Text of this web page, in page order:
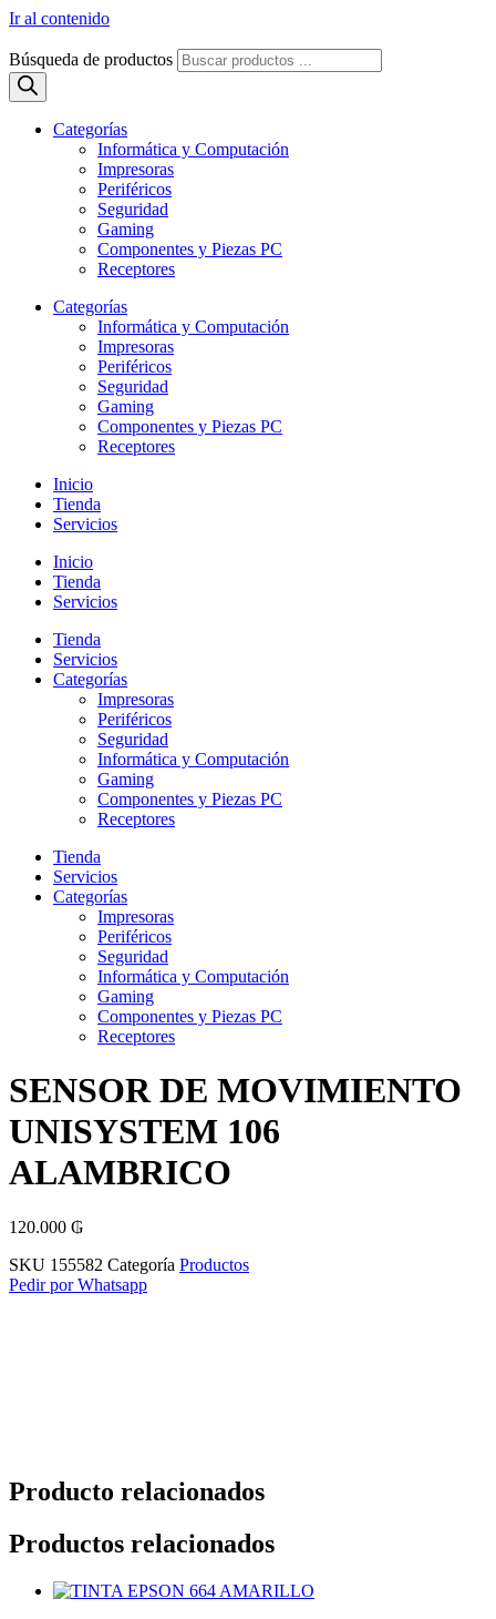
Ir al contenido
Búsqueda de productos
Categorías
Informática y Computación
Impresoras
Periféricos
Seguridad
Gaming
Componentes y Piezas PC
Receptores
Categorías
Informática y Computación
Impresoras
Periféricos
Seguridad
Gaming
Componentes y Piezas PC
Receptores
Inicio
Tienda
Servicios
Inicio
Tienda
Servicios
Tienda
Servicios
Categorías
Impresoras
Periféricos
Seguridad
Informática y Computación
Gaming
Componentes y Piezas PC
Receptores
Tienda
Servicios
Categorías
Impresoras
Periféricos
Seguridad
Informática y Computación
Gaming
Componentes y Piezas PC
Receptores
SENSOR DE MOVIMIENTO
UNISYSTEM 106
ALAMBRICO
120.000 ₲
SKU 155582 Categoría Productos
Pedir por Whatsapp
Producto relacionados
Productos relacionados